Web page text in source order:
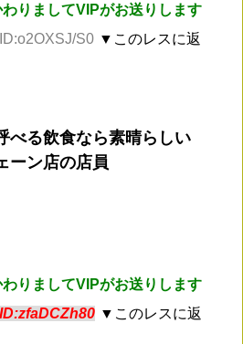
りましてVIPがお送りします
S0 ▼このレスに返
べる飲食なら素晴らしい
ーン店の店員
りましてVIPがお送りします
ID:zfaDCZh80 ▼このレスに返